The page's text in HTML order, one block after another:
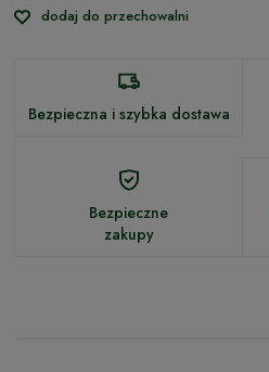
dodaj do przechowalni
Bezpieczna i szybka dostawa
Bezpieczne
zakupy